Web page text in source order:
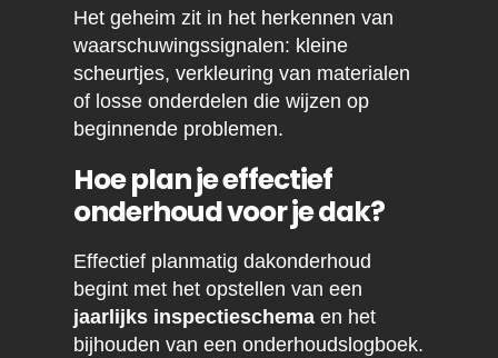
Het geheim zit in het herkennen van
waarschuwingssignalen: kleine
scheurtjes, verkleuring van materialen
of losse onderdelen die wijzen op
beginnende problemen.
Hoe plan je effectief
onderhoud voor je dak?
Effectief planmatig dakonderhoud
begint met het opstellen van een
jaarlijks inspectieschemaen het
bijhouden van een onderhoudslogboek.